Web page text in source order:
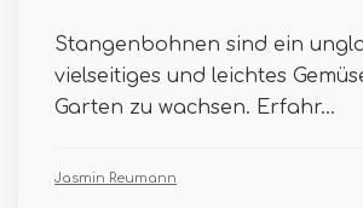
Stangenbohnen sind ein
vielseitiges und leichtes
Garten zu wachsen. Erfahr...
Jasmin Reumann